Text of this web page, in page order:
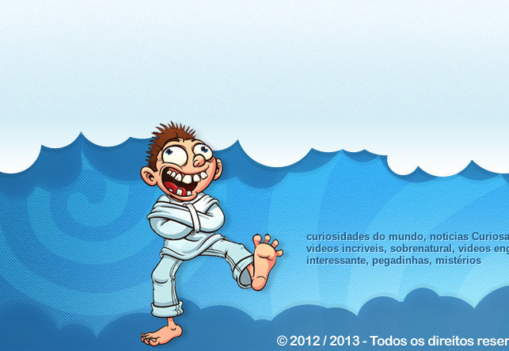
curiosidades do mundo, noticias
videos incriveis, sobrenatural, videos
interessante, pegadinhas, mistérios